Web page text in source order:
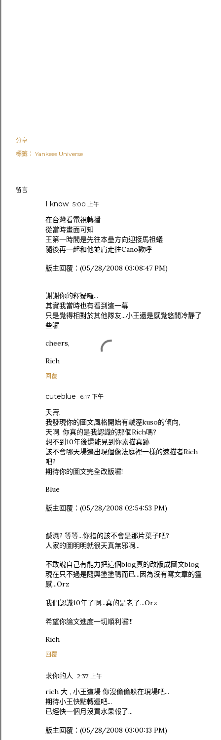
分享
標籤： Yankees Universe
留言
I know 5:00 上午
在台灣看電視轉播
從當時畫面可知
王第一時間是先往本壘方向迎接馬祖蟻
隨後再一起和他並肩走往Cano歡呼
版主回覆：(05/28/2008 03:08:47 PM)
謝謝你的釋疑囉...
其實我當時也有看到這一幕
只是覺得相對於其他隊友...小王還是感覺悠閒冷靜了
些囉
cheers,
Rich
回覆
cuteblue 6:17 下午
夭壽,
我發現你的圖文風格開始有鹹溼kuso的傾向,
天啊, 你真的是我認識的那個Rich嗎?
想不到10年後還能見到你素描真跡
該不會哪天場邊出現個像法庭裡一樣的速描者Rich
吧?
期待你的圖文完全改版囉!
Blue
版主回覆：(05/28/2008 02:54:53 PM)
鹹濕? 等等...你指的該不會是那片葉子吧?
人家的圖明明就很天真無邪啊...
不敢說自己有能力把這個blog真的改版成圖文blog
現在只不過是隨興塗塗鴨而已...因為沒有寫文章的靈
感...Orz
我們認識10年了啊...真的是老了...Orz
希望你論文進度一切順利囉!!!
Rich
回覆
求你的人 2:37 上午
rich 大 , 小王這場 你沒偷偷躲在現場吧...
期待小王快點轉運吧...
已經快一個月沒買水果報了...
版主回覆：(05/28/2008 03:00:13 PM)